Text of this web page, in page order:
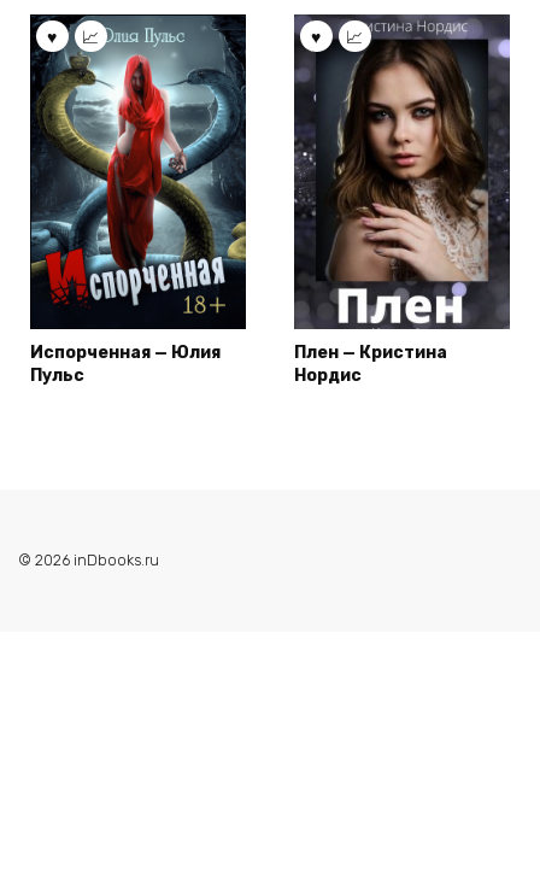
Испорченная — Юлия
Пульс
Плен — Кристина
Нордис
© 2026 inDbooks.ru